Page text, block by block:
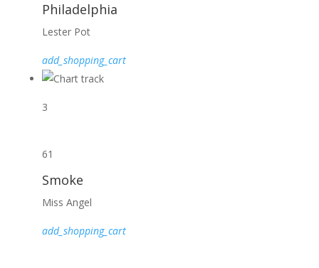
Philadelphia
Lester Pot
add_shopping_cart
3
61
Smoke
Miss Angel
add_shopping_cart